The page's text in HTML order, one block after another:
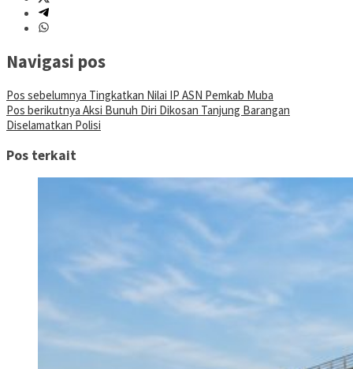
Navigasi pos
Pos sebelumnya Tingkatkan Nilai IP ASN Pemkab Muba
Pos berikutnya Aksi Bunuh Diri Dikosan Tanjung Barangan
Diselamatkan Polisi
Pos terkait